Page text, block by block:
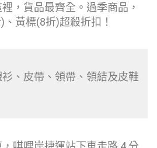
，貨品最齊全。過季商品，
黃標(8折)超殺折扣！
、皮帶、領帶、領結及皮鞋